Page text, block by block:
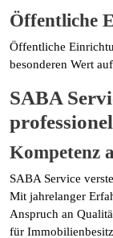
Öffentliche
Öffentliche
besonderen Wert
SABA
Kompetenz
SABA Service
Mit jahrelanger
Anspruch an
für